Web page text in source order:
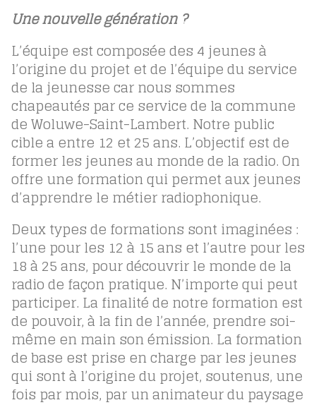
Une nouvelle génération ?
L’équipe est composée des 4 jeunes à
l’origine du projet et de l’équipe du service
de la jeunesse car nous sommes
chapeautés par ce service de la commune
de Woluwe-Saint-Lambert. Notre public
cible a entre 12 et 25 ans. L’objectif est de
former les jeunes au monde de la radio. On
offre une formation qui permet aux jeunes
d’apprendre le métier radiophonique.
Deux types de formations sont imaginées :
l’une pour les 12 à 15 ans et l’autre pour les
18 à 25 ans, pour découvrir le monde de la
radio de façon pratique. N’importe qui peut
participer. La finalité de notre formation est
de pouvoir, à la fin de l’année, prendre soi-
même en main son émission. La formation
de base est prise en charge par les jeunes
qui sont à l’origine du projet, soutenus, une
fois par mois, par un animateur du paysage